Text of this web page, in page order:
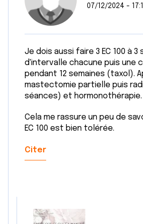
07/12/2024 -
Je dois aussi faire 3 EC 100 à 3
d'intervalle chacune puis une
pendant 12 semaines (taxol).
mastectomie partielle puis
séances) et hormonothérapie.
Cela me rassure un peu de
EC 100 est bien tolérée.
Citer